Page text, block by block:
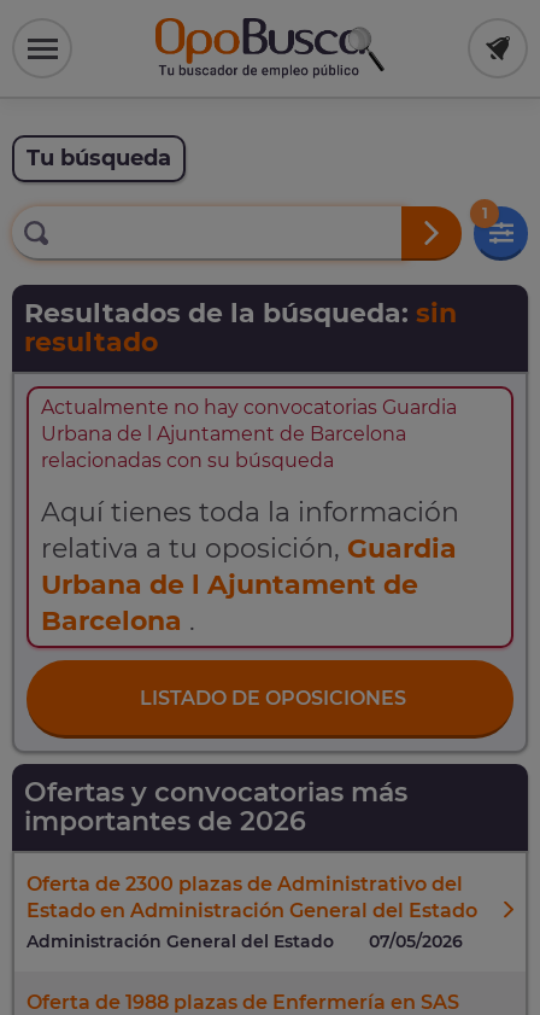
Tu búsqueda
1
Resultados de la búsqueda: sin
resultado
Actualmente no hay convocatorias Guardia
Urbana de l Ajuntament de Barcelona
relacionadas con su búsqueda
Aquí tienes toda la información
relativa a tu oposición, Guardia
Urbana de l Ajuntament de
Barcelona .
LISTADO DE OPOSICIONES
Ofertas y convocatorias más
importantes de 2026
Oferta de 2300 plazas de Administrativo del
Estado en Administración General del Estado
Administración General del Estado 07/05/2026
Oferta de 1988 plazas de Enfermería en SAS